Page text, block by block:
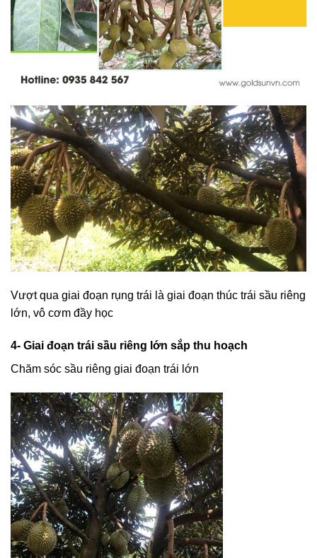
Vượt qua giai đoạn rụng trái là giai đoạn thúc trái sầu riêng
lớn, vô cơm đầy học
4- Giai đoạn trái sầu riêng lớn sắp thu hoạch
Chăm sóc sầu riêng giai đoạn trái lớn